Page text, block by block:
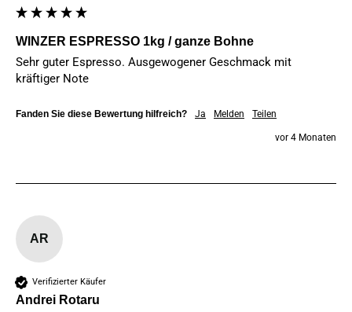
WINZER ESPRESSO 1kg / ganze Bohne
Sehr guter Espresso. Ausgewogener Geschmack mit
kräftiger Note
Fanden Sie diese Bewertung hilfreich? Ja Melden Teilen
vor 4 Monaten
AR
Verifizierter Käufer
Andrei Rotaru